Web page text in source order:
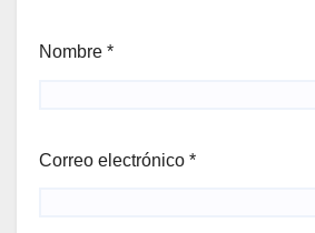
Nombre *
Correo electrónico *